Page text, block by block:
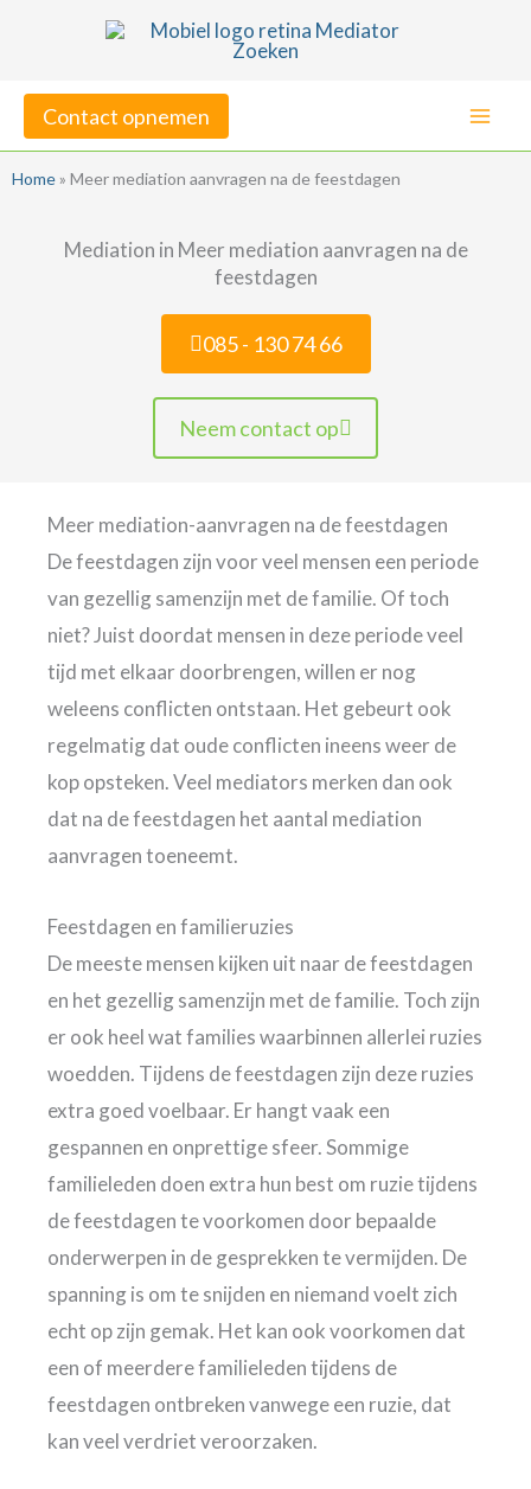
inhoudContact opnemen
Home » Meer mediation aanvragen na de feestdagen
Mediation in Meer mediation aanvragen na de
feestdagen
085 - 130 74 66
Neem contact op
Meer mediation-aanvragen na de feestdagen
De feestdagen zijn voor veel mensen een periode
van gezellig samenzijn met de familie. Of toch
niet? Juist doordat mensen in deze periode veel
tijd met elkaar doorbrengen, willen er nog
weleens conflicten ontstaan. Het gebeurt ook
regelmatig dat oude conflicten ineens weer de
kop opsteken. Veel mediators merken dan ook
dat na de feestdagen het aantal mediation
aanvragen toeneemt.
Feestdagen en familieruzies
De meeste mensen kijken uit naar de feestdagen
en het gezellig samenzijn met de familie. Toch zijn
er ook heel wat families waarbinnen allerlei ruzies
woedden. Tijdens de feestdagen zijn deze ruzies
extra goed voelbaar. Er hangt vaak een
gespannen en onprettige sfeer. Sommige
familieleden doen extra hun best om ruzie tijdens
de feestdagen te voorkomen door bepaalde
onderwerpen in de gesprekken te vermijden. De
spanning is om te snijden en niemand voelt zich
echt op zijn gemak. Het kan ook voorkomen dat
een of meerdere familieleden tijdens de
feestdagen ontbreken vanwege een ruzie, dat
kan veel verdriet veroorzaken.